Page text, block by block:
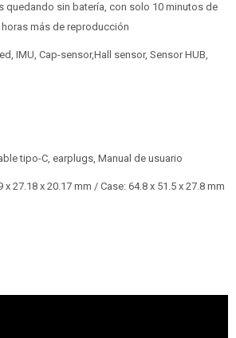
quedando sin batería, con solo 10 minutos de
más de reproducción
IMU, Cap-sensor,Hall sensor, Sensor HUB,
tipo-C, earplugs, Manual de usuario
27.18 x 20.17 mm / Case: 64.8 x 51.5 x 27.8 mm